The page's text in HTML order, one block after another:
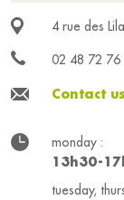
4 rue des
02 48 72 76
Contact us
monday :
13h30-
tuesday,